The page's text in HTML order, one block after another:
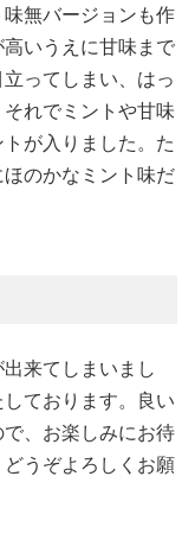
無バージョンも作
いうえに甘味まで
ってしまい、はっ
れでミントや甘味
が入りました。た
のかなミント味だ
来てしまいまし
ております。良い
、お楽しみにお待
うぞよろしくお願